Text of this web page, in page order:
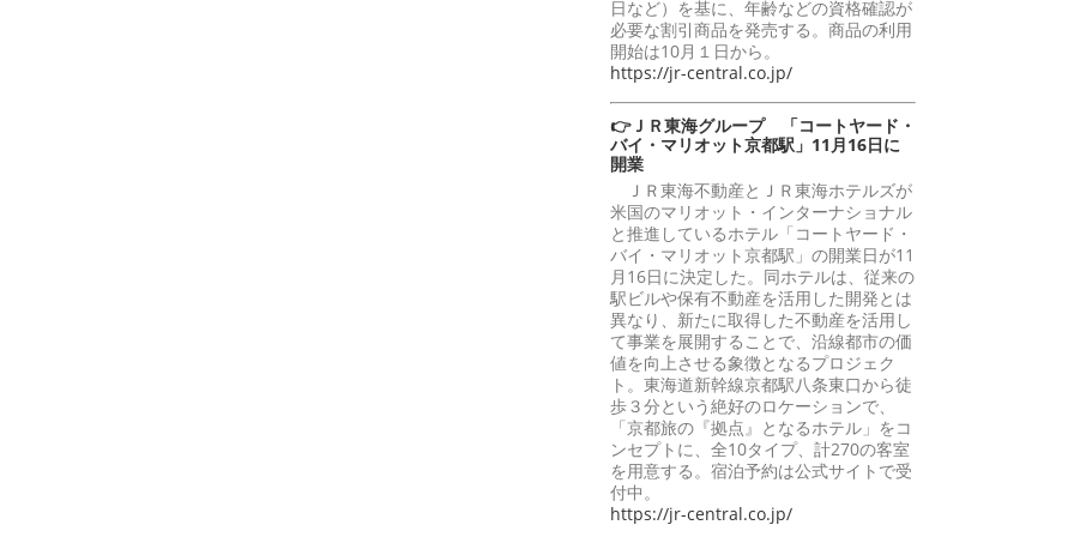
日など）を基に、年齢などの資格確認が
必要な割引商品を発売する。商品の利用
開始は10月１日から。
https://jr-central.co.jp/
👉ＪＲ東海グループ 「コートヤード・
バイ・マリオット京都駅」11月16日に
開業
ＪＲ東海不動産とＪＲ東海ホテルズが
米国のマリオット・インターナショナル
と推進しているホテル「コートヤード・
バイ・マリオット京都駅」の開業日が11
月16日に決定した。同ホテルは、従来の
駅ビルや保有不動産を活用した開発とは
異なり、新たに取得した不動産を活用し
て事業を展開することで、沿線都市の価
値を向上させる象徴となるプロジェク
ト。東海道新幹線京都駅八条東口から徒
歩３分という絶好のロケーションで、
「京都旅の『拠点』となるホテル」をコ
ンセプトに、全10タイプ、計270の客室
を用意する。宿泊予約は公式サイトで受
付中。
https://jr-central.co.jp/